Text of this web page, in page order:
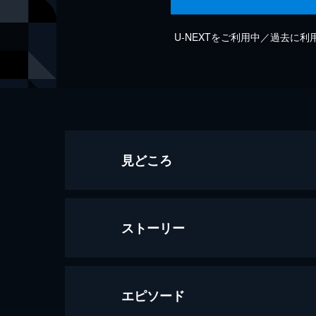
U-NEXTをご利用中／過去に利
見どころ
ストーリー
エピソード